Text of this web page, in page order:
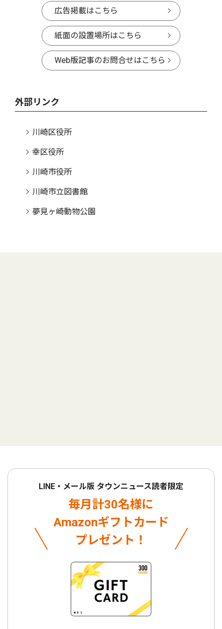
広告掲載はこちら
紙面の設置場所はこちら
Web版記事のお問合せはこちら
外部リンク
川崎区役所
幸区役所
川崎市役所
川崎市立図書館
夢見ヶ崎動物公園
LINE・メール版 タウンニュース読者限定
毎月計30名様に
Amazonギフトカード
プレゼント！